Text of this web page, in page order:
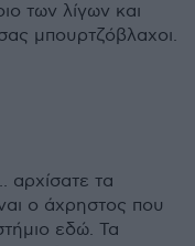
των λίγων και
μπουρτζόβλαχοι.
αρχίσατε τα
ο άχρηστος που
εδώ. Τα